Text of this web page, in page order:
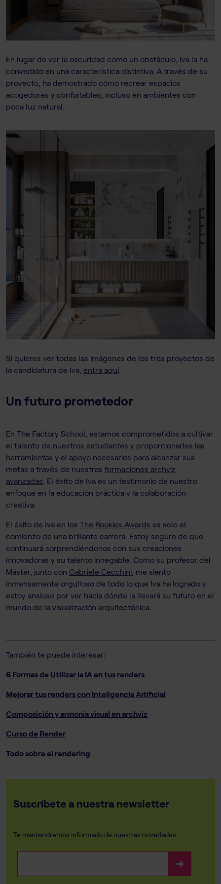
En lugar de ver la oscuridad como un obstáculo, Iva la ha
convertido en una característica distintiva. A través de su
proyecto, ha demostrado cómo recrear espacios
acogedores y confortables, incluso en ambientes con
poca luz natural.
Si quieres ver todas las imágenes de los tres proyectos de
la candidatura de Iva, entra aquí.
Un futuro prometedor
En The Factory School, estamos comprometidos a cultivar
el talento de nuestros estudiantes y proporcionarles las
herramientas y el apoyo necesarios para alcanzar sus
metas a través de nuestras formaciones archviz
avanzadas . El éxito de Iva es un testimonio de nuestro
enfoque en la educación práctica y la colaboración
creativa.
El éxito de Iva en los The Rookies Awards es solo el
comienzo de una brillante carrera. Estoy seguro de que
continuará sorprendiéndonos con sus creaciones
innovadoras y su talento innegable. Como su profesor del
Máster, junto con Gabriele Cecchini , me siento
inmensamente orgulloso de todo lo que Iva ha logrado y
estoy ansioso por ver hacia dónde la llevará su futuro en el
mundo de la visualización arquitectónica.
También te puede interesar:
6 Formas de Utilizar la IA en tus renders
Mejorar tus renders con Inteligencia Artificial
Composición y armonía visual en archviz
Curso de Render
Todo sobre el rendering
Suscríbete a nuestra newsletter
Te mantendremos informado de nuestras novedades.